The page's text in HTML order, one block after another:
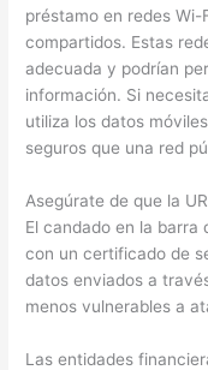
préstamo en redes
compartidos. Estas
adecuada y podrían
información. Si
utiliza los datos
seguros que una red
Asegúrate de que la
El candado en la
con un certificado de
datos enviados a
menos vulnerables a
Las entidades